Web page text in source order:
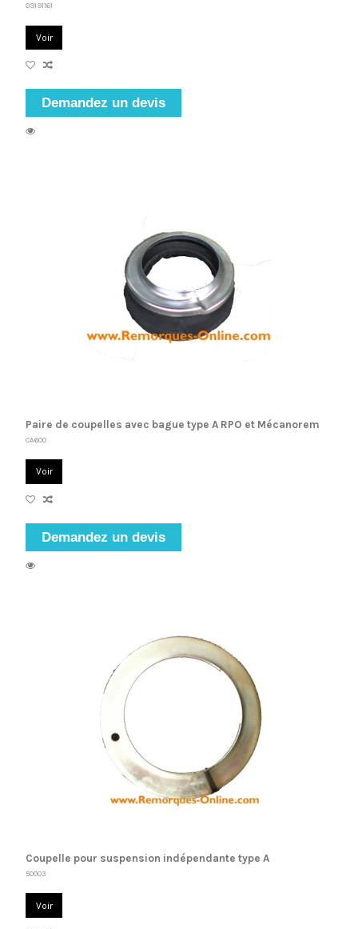
09191161
Voir
Demandez un devis
Paire de coupelles avec bague type A RPO et Mécanorem
CA600
Voir
Demandez un devis
Coupelle pour suspension indépendante type A
50003
Voir